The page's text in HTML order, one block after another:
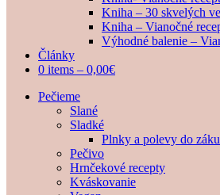
Kniha – 30 skvelých
Kniha – Vianočné
Výhodné balenie –
Články
0 items – 0,00€
Pečieme
Slané
Sladké
Plnky a polevy do
Pečivo
Hrnčekové recepty
Kváskovanie